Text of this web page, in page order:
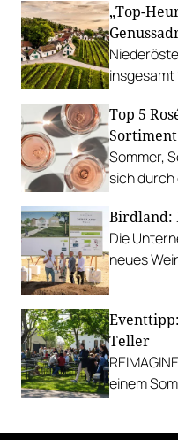
„Top-
Top 5
Sortiment
Sommer,
sich durch
Birdland:
Die
neues
Teller
einem